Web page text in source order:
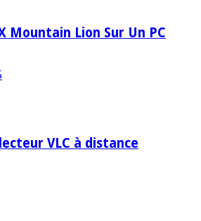
Mountain Lion Sur Un PC
VLC à distance